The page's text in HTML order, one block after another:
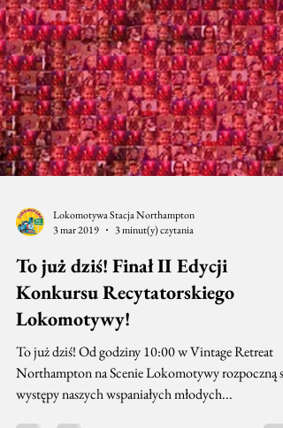
3 mar 2019
3 minut(y) czytania
To już dziś! Finał II Edycji
Konkursu Recytatorskiego
Lokomotywy!
To już dziś! Od godziny 10:00 w Vintage Retreat